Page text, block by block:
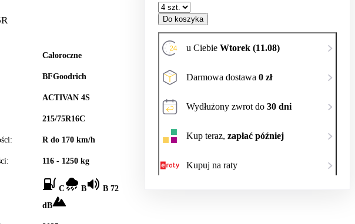
Całoroczne
BFGoodrich
ACTIVAN 4S
215/75R16C
R do 170 km/h
116 - 1250 kg
C B
B 72
dB
Do koszyka
u Ciebie Wtorek (11.08)
Darmowa dostawa 0 zł
Wydłużony zwrot do 30 dni
Kup teraz, zapłać później
Kupuj na raty